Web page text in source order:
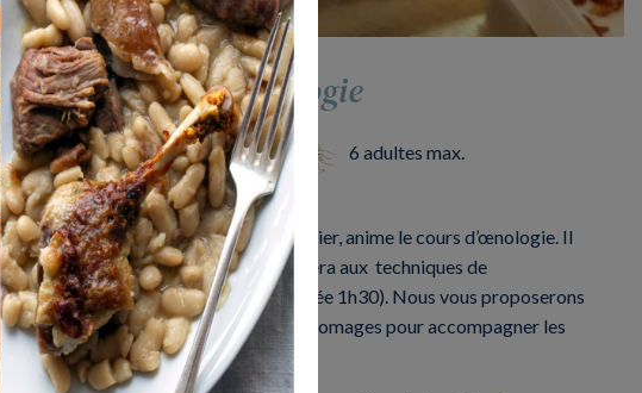
Cours d'Oenologie
1h30 Dégustation 6 adultes max.
notre Maitre d’hôtel et sommelier, anime le cours d’œnologie. Il
les vins du Sud-Ouest et vous initiera aux techniques de
cours d’œnologie débute à 18h00 (durée 1h30). Nous vous proposerons
planche de charcuterie et différents fromages pour accompagner les